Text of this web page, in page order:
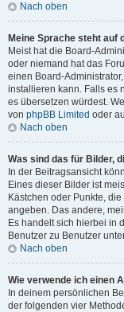
Nach oben
Meine Sprache steht auf
Meist hat die Board-
oder niemand hat das
einen Board-
installieren kann. Falls es
es übersetzen würdest.
von phpBB Limited oder
Nach oben
Was sind das für Bilder,
In der Beitragsansicht
Eines dieser Bilder ist
Kästchen oder Punkte,
angeben. Das andere,
Es handelt sich hierbei in
Benutzer zu Benutzer
Nach oben
Wie verwende ich einen
In deinem persönlichen
der folgenden vier